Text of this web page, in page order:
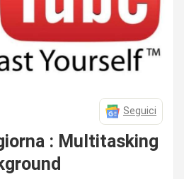
Seguici
: Multitasking